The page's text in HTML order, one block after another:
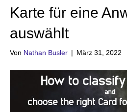
Karte für eine
auswählt
Von Nathan Busler | März 31, 2022